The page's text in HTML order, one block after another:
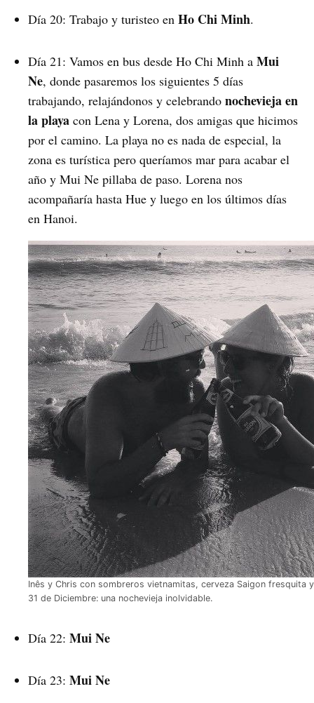
Día 20: Trabajo y turisteo enHo Chi Minh.
Día 21: Vamos en bus desde Ho Chi Minh aMui
Ne, donde pasaremos los siguientes 5 días
trabajando, relajándonos y celebrandonochevieja en
la playa con Lena y Lorena, dos amigas que hicimos
por el camino. La playa no es nada de especial, la
zona es turística pero queríamos mar para acabar el
año y Mui Ne pillaba de paso. Lorena nos
acompañaría hasta Hue y luego en los últimos días
en Hanoi.
Inês y Chris con sombreros vietnamitas, cerveza Saigon fresquita
31 de Diciembre: una nochevieja inolvidable.
Día 22:Mui Ne
Día 23:Mui Ne